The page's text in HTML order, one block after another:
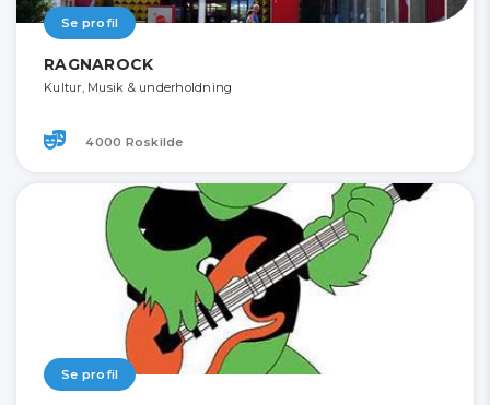
Se profil
RAGNAROCK
Kultur, Musik & underholdning
4000 Roskilde
Se profil